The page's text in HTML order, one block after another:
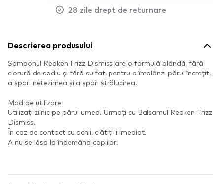
28 zile drept de returnare
Descrierea produsului
Șamponul Redken Frizz Dismiss are o formulă blândă, fără
clorură de sodiu și fără sulfat, pentru a îmblânzi părul încrețit,
a spori netezimea și a spori strălucirea.
Mod de utilizare:
Utilizați zilnic pe părul umed. Urmați cu Balsamul Redken Frizz
Dismiss.
În caz de contact cu ochii, clătiți-i imediat.
A nu se lăsa la îndemâna copiilor.